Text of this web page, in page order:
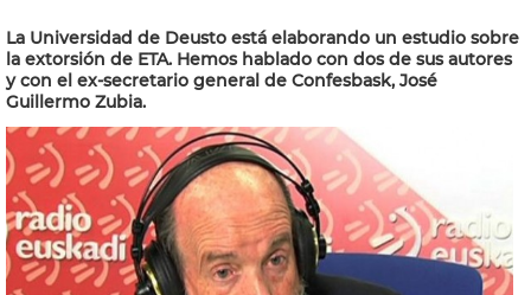
La Universidad de Deusto está elaborando un estudio sobre
la extorsión de ETA. Hemos hablado con dos de sus autores
y con el ex-secretario general de Confesbask, José
Guillermo Zubia.